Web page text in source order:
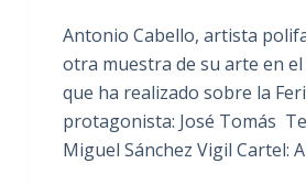
Antonio Cabello, artista
otra muestra de su arte en
que ha realizado sobre la
protagonista: José Tomás
Miguel Sánchez Vigil Cartel: